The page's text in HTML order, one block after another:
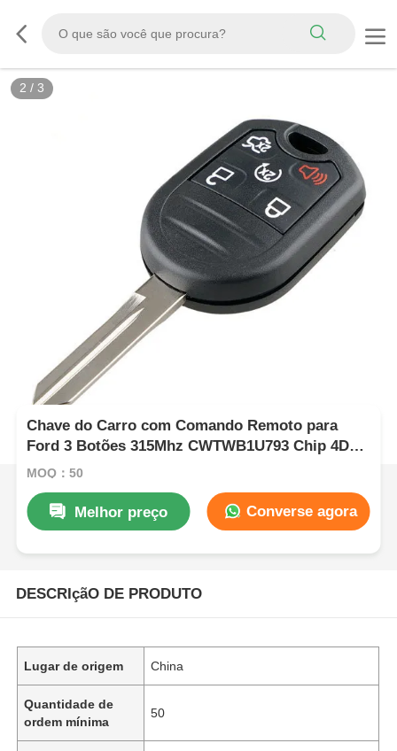
2 / 3
Chave do Carro com Comando Remoto para
Ford 3 Botões 315Mhz CWTWB1U793 Chip 4D63
Fob
MOQ：50
Melhor preço Converse agora
DESCRIçãO DE PRODUTO
Lugar de origem China
Quantidade de
ordem mínima
50